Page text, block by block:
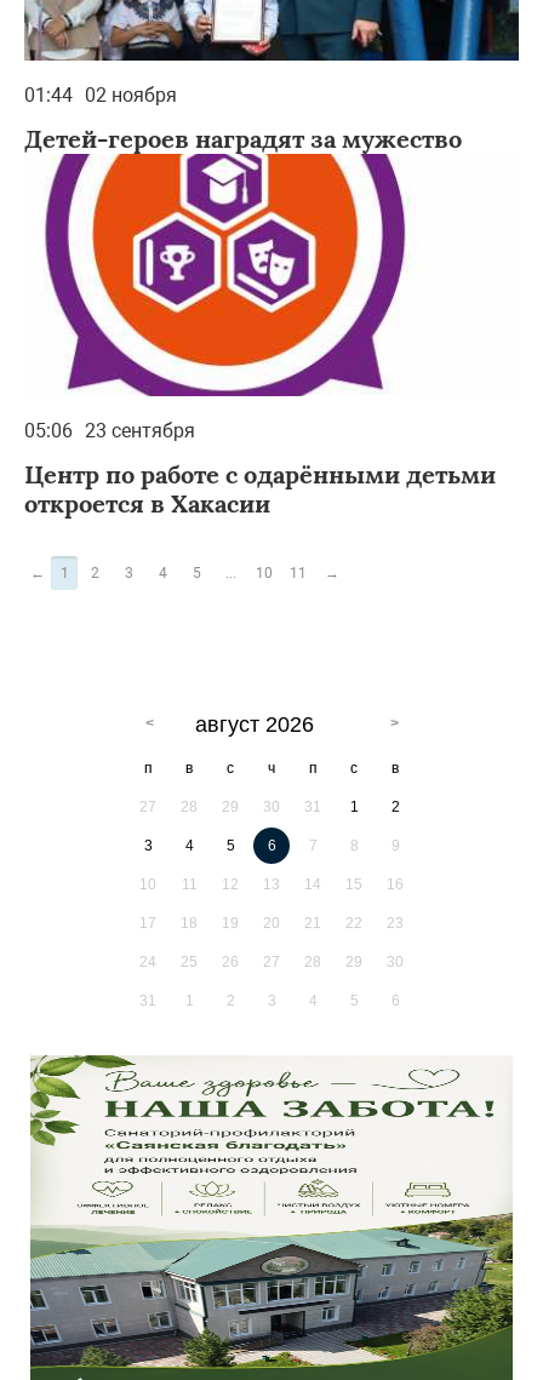
01:44 02 ноября
Детей-героев наградят за мужество
05:06 23 сентября
Центр по работе с одарёнными детьми
откроется в Хакасии
← 1 2 3 4 5 10 11 →
август 2026
п в с ч п с в
27 28 29 30 31 1 2
3 4 5 6 7 8 9
10 11 12 13 14 15 16
17 18 19 20 21 22 23
24 25 26 27 28 29 30
31 1 2 3 4 5 6